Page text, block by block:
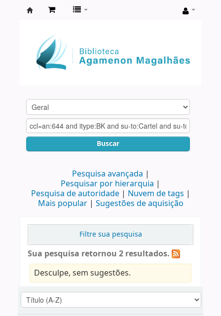
Agamenon
Magalhães
Buscar
Pesquisa avançada
Pesquisar por hierarquia
Pesquisa de autoridade
Nuvem de tags
Mais popular
Sugestões de aquisição
Filtre sua pesquisa
Sua pesquisa retornou 2 resultados.
Desculpe, sem sugestões.